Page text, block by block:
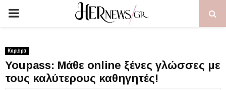
PRIMARY
Καριέρα
Youpass: Μάθε online ξένες γλώσσες με
τους καλύτερους καθηγητές!